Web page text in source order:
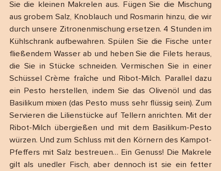
Sie die kleinen Makrelen aus. Fügen Sie die Mischung
aus grobem Salz, Knoblauch und Rosmarin hinzu, die wir
durch unsere Zitronenmischung ersetzen. 4 Stunden im
Kühlschrank aufbewahren. Spülen Sie die Fische unter
fließendem Wasser ab und heben Sie die Filets heraus,
die Sie in Stücke schneiden. Vermischen Sie in einer
Schüssel Crème fraîche und Ribot-Milch. Parallel dazu
ein Pesto herstellen, indem Sie das Olivenöl und das
Basilikum mixen (das Pesto muss sehr flüssig sein). Zum
Servieren die Lilienstücke auf Tellern anrichten. Mit der
Ribot-Milch übergießen und mit dem Basilikum-Pesto
würzen. Und zum Schluss mit den Körnern des Kampot-
Pfeffers mit Salz bestreuen… Ein Genuss! Die Makrele
gilt als unedler Fisch, aber dennoch ist sie ein fetter